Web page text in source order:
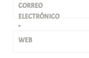
CORREO
ELECTRÓNICO
*
WEB